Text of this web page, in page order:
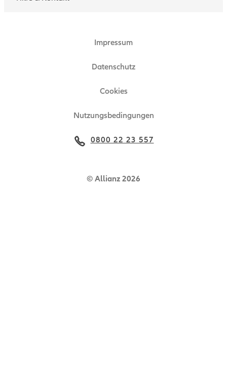
Impressum
Datenschutz
Cookies
Nutzungsbedingungen
© Allianz 2026
0800 22 23 557